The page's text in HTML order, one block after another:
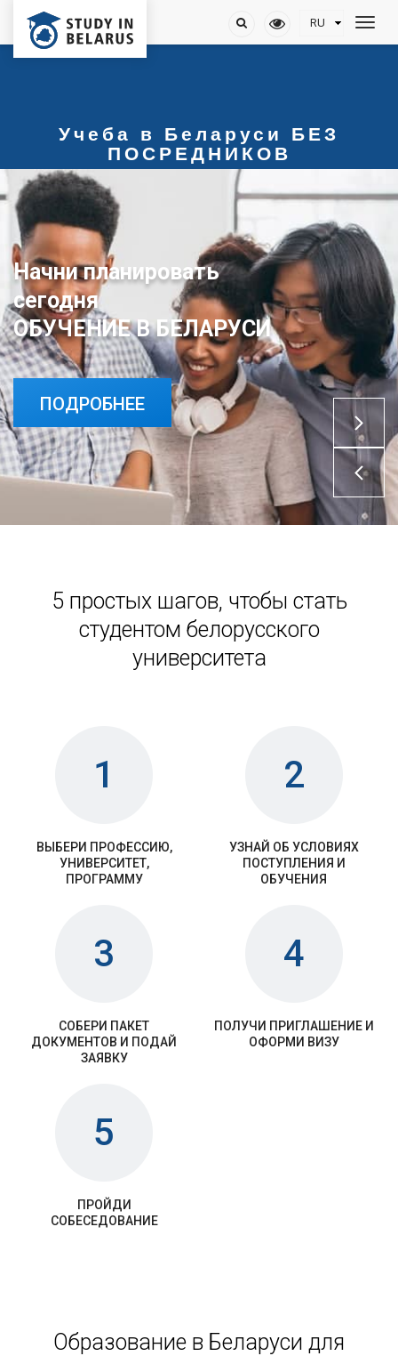
Учеба в Беларуси БЕЗ
ПОСРЕДНИКОВ
Начни планировать
сегодня
ОБУЧЕНИЕ В БЕЛАРУСИ
ПОДРОБНЕЕ
ОБУЧЕНИЕ В БЕЛАРУСИ
ПОДРОБНЕЕ
5 простых шагов, чтобы стать
студентом белорусского
университета
1
ВЫБЕРИ ПРОФЕССИЮ,
УНИВЕРСИТЕТ,
ПРОГРАММУ
2
УЗНАЙ ОБ УСЛОВИЯХ
ПОСТУПЛЕНИЯ И
ОБУЧЕНИЯ
3
СОБЕРИ ПАКЕТ
ДОКУМЕНТОВ И ПОДАЙ
ЗАЯВКУ
4
ПОЛУЧИ ПРИГЛАШЕНИЕ И
ОФОРМИ ВИЗУ
5
ПРОЙДИ
СОБЕСЕДОВАНИЕ
Образование в Беларуси для